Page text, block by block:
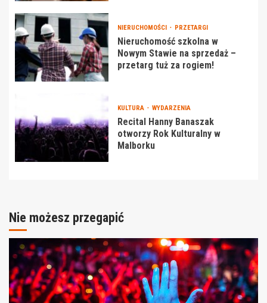
NIERUCHOMOŚCI PRZETARGI
Nieruchomość szkolna w
Nowym Stawie na sprzedaż –
przetarg tuż za rogiem!
KULTURA WYDARZENIA
Recital Hanny Banaszak
otworzy Rok Kulturalny w
Malborku
Nie możesz przegapić